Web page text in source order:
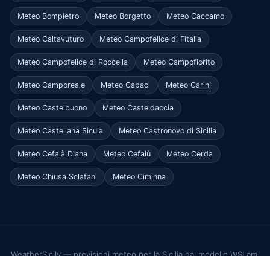
Meteo Bompietro Meteo Borgetto Meteo Caccamo
Meteo Caltavuturo Meteo Campofelice di Fitalia
Meteo Campofelice di Roccella Meteo Campofiorito
Meteo Camporeale Meteo Capaci Meteo Carini
Meteo Castelbuono Meteo Casteldaccia
Meteo Castellana Sicula Meteo Castronovo di Sicilia
Meteo Cefalà Diana Meteo Cefalù Meteo Cerda
Meteo Chiusa Sclafani Meteo Ciminna
WeatherSicily — previsioni meteo per la Sicilia dal modello WSLam